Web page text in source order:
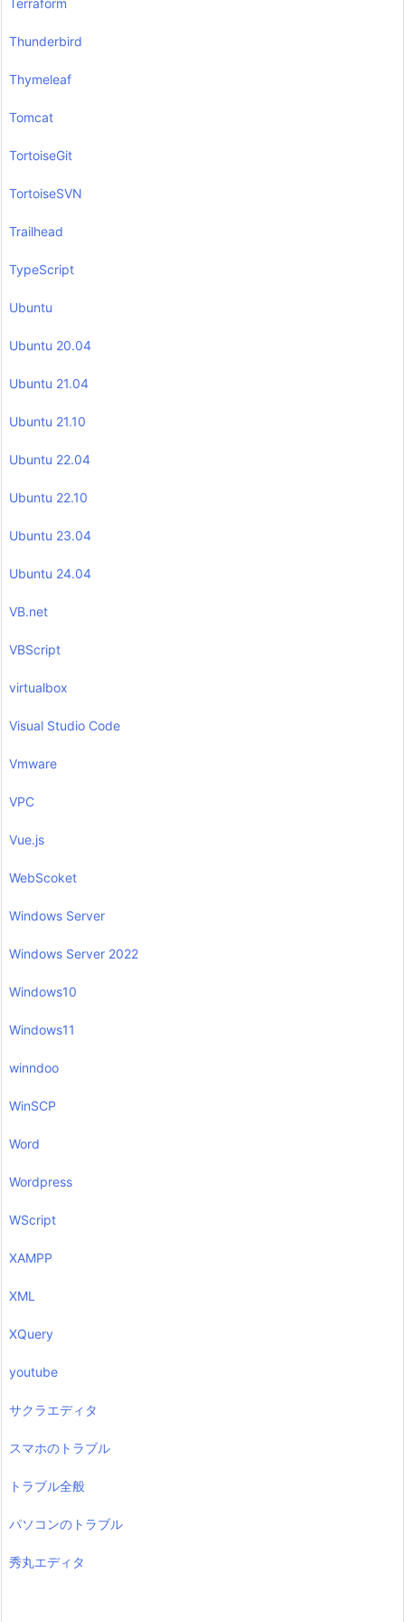
Terraform
Thunderbird
Thymeleaf
Tomcat
TortoiseGit
TortoiseSVN
Trailhead
TypeScript
Ubuntu
Ubuntu 20.04
Ubuntu 21.04
Ubuntu 21.10
Ubuntu 22.04
Ubuntu 22.10
Ubuntu 23.04
Ubuntu 24.04
VB.net
VBScript
virtualbox
Visual Studio Code
Vmware
VPC
Vue.js
WebScoket
Windows Server
Windows Server 2022
Windows10
Windows11
winndoo
WinSCP
Word
Wordpress
WScript
XAMPP
XML
XQuery
youtube
サクラエディタ
スマホのトラブル
トラブル全般
パソコンのトラブル
秀丸エディタ